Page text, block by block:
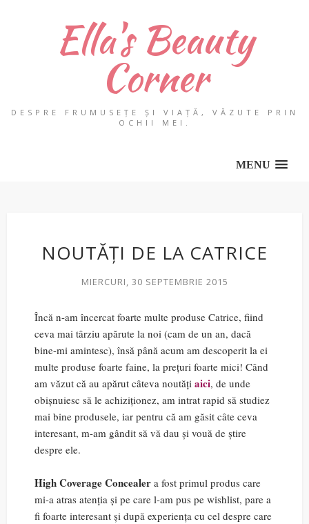
Ella's Beauty
Corner
DESPRE FRUMUSEȚE ȘI VIAȚĂ, VĂZUTE PRIN
OCHII MEI.
MENU
NOUTĂȚI DE LA CATRICE
MIERCURI, 30 SEPTEMBRIE 2015
Încă n-am încercat foarte multe produse Catrice, fiind
ceva mai târziu apărute la noi (cam de un an, dacă
bine-mi amintesc), însă până acum am descoperit la ei
multe produse foarte faine, la prețuri foarte mici! Când
am văzut că au apărut câteva noutăți aici, de unde
obișnuiesc să le achiziționez, am intrat rapid să studiez
mai bine produsele, iar pentru că am găsit câte ceva
interesant, m-am gândit să vă dau și vouă de știre
despre ele.
High Coverage Concealer a fost primul produs care
mi-a atras atenția și pe care l-am pus pe wishlist, pare a
fi foarte interesant și după experiența cu cel despre care